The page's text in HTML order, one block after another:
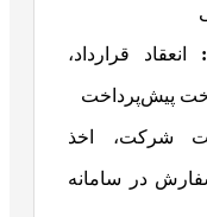
انعقاد قرارداد،
پیش‌پرداخت
شرکت، اخذ
در سامانه